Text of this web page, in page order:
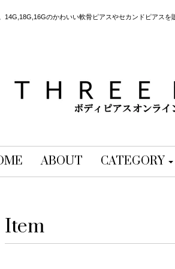
のかわいい軟骨ピアスやセカンドピアスを
ABOUT CATEGORY
Item